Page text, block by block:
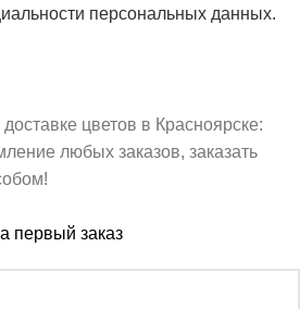
персональных данных.
цветов в Красноярске:
любых заказов, заказать
первый заказ